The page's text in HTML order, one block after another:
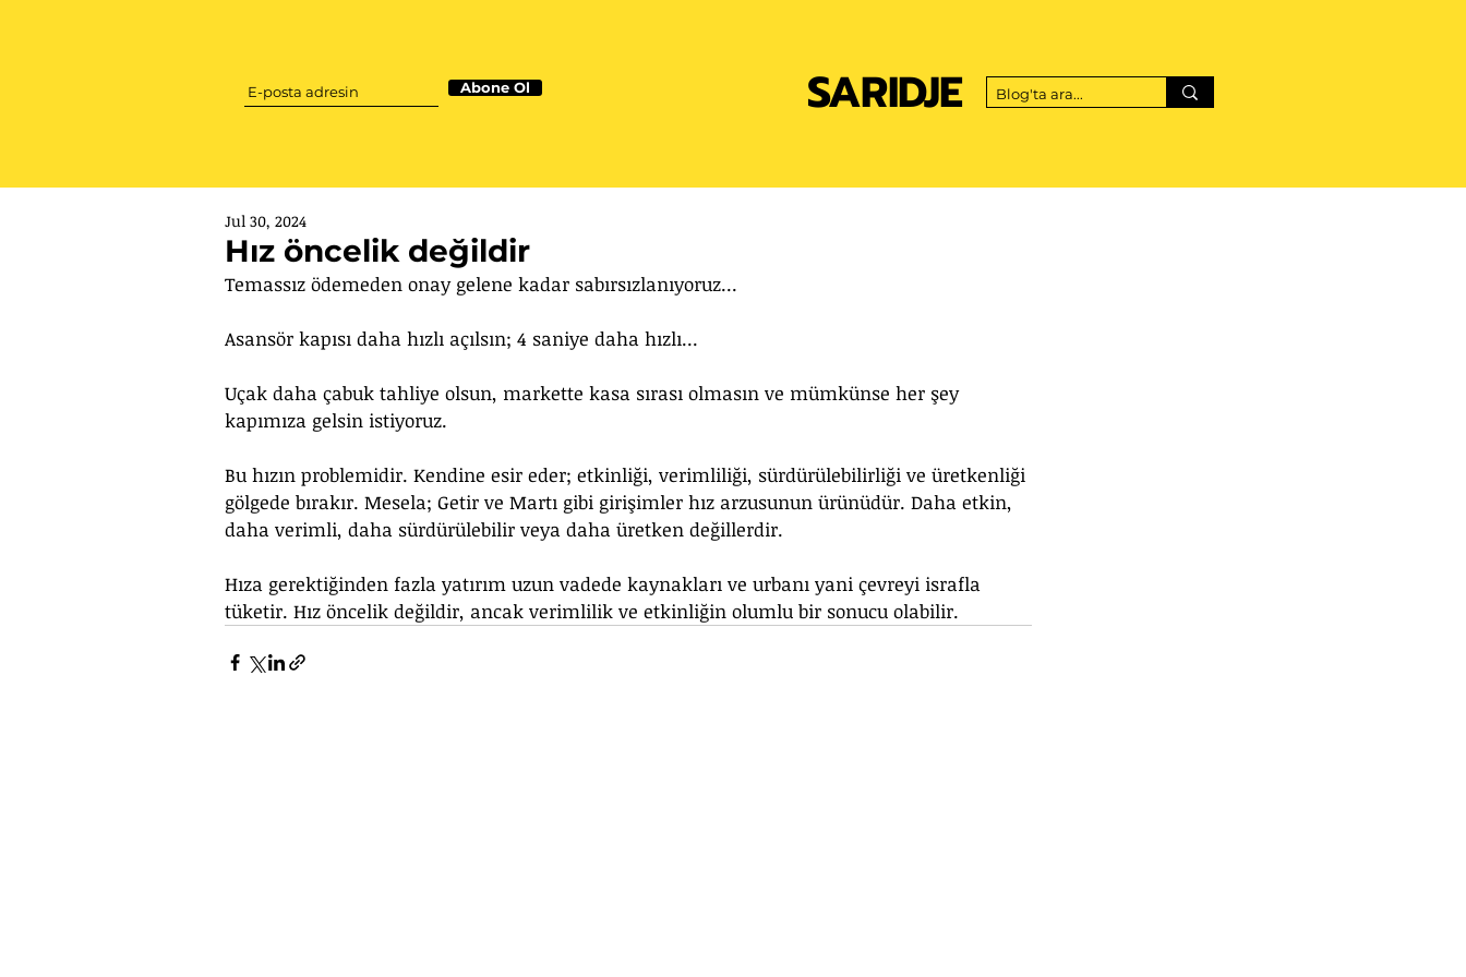
Abone Ol SARIDJE
Hız öncelik değildir
Jul 30, 2024
Temassız ödemeden onay gelene kadar sabırsızlanıyoruz...
Asansör kapısı daha hızlı açılsın; 4 saniye daha hızlı...
Uçak daha çabuk tahliye olsun, markette kasa sırası olmasın ve mümkünse her şey
kapımıza gelsin istiyoruz.
Bu hızın problemidir. Kendine esir eder; etkinliği, verimliliği, sürdürülebilirliği ve üretkenliği
gölgede bırakır. Mesela; Getir ve Martı gibi girişimler hız arzusunun ürünüdür. Daha etkin,
daha verimli, daha sürdürülebilir veya daha üretken değillerdir.
Hıza gerektiğinden fazla yatırım uzun vadede kaynakları ve urbanı yani çevreyi israfla
tüketir. Hız öncelik değildir, ancak verimlilik ve etkinliğin olumlu bir sonucu olabilir.